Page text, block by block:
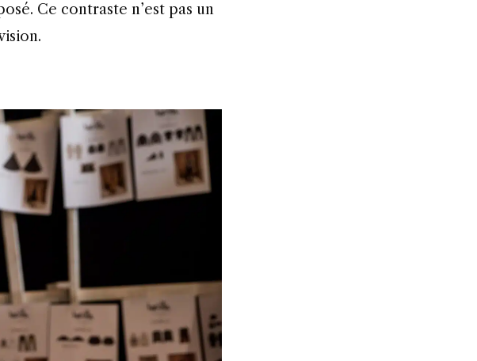
Ce contraste n’est pas un